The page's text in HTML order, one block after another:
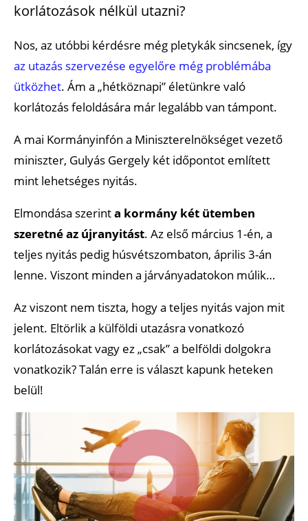
korlátozások nélkül utazni?
Nos, az utóbbi kérdésre még pletykák sincsenek, így
az utazás szervezése egyelőre még problémába
ütközhet. Ám a „hétköznapi” életünkre való
korlátozás feloldására már legalább van támpont.
A mai Kormányinfón a Miniszterelnökséget vezető
miniszter, Gulyás Gergely két időpontot említett
mint lehetséges nyitás.
Elmondása szerinta kormány két ütemben
szeretné az újranyitást. Az első március 1-én, a
teljes nyitás pedig húsvétszombaton, április 3-án
lenne. Viszont minden a járványadatokon múlik…
Az viszont nem tiszta, hogy a teljes nyitás vajon mit
jelent. Eltörlik a külföldi utazásra vonatkozó
korlátozásokat vagy ez „csak” a belföldi dolgokra
vonatkozik? Talán erre is választ kapunk heteken
belül!